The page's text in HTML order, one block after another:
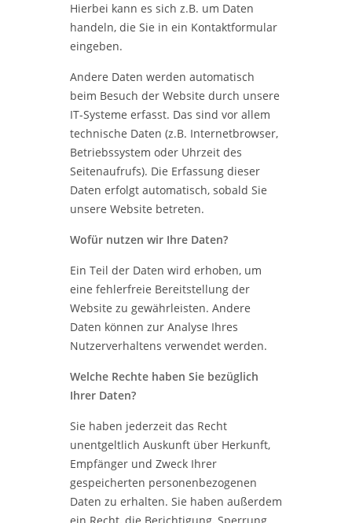
Hierbei kann es sich z.B. um Daten
handeln, die Sie in ein Kontaktformular
eingeben.
Andere Daten werden automatisch
beim Besuch der Website durch unsere
IT-Systeme erfasst. Das sind vor allem
technische Daten (z.B. Internetbrowser,
Betriebssystem oder Uhrzeit des
Seitenaufrufs). Die Erfassung dieser
Daten erfolgt automatisch, sobald Sie
unsere Website betreten.
Wofür nutzen wir Ihre Daten?
Ein Teil der Daten wird erhoben, um
eine fehlerfreie Bereitstellung der
Website zu gewährleisten. Andere
Daten können zur Analyse Ihres
Nutzerverhaltens verwendet werden.
Welche Rechte haben Sie bezüglich
Ihrer Daten?
Sie haben jederzeit das Recht
unentgeltlich Auskunft über Herkunft,
Empfänger und Zweck Ihrer
gespeicherten personenbezogenen
Daten zu erhalten. Sie haben außerdem